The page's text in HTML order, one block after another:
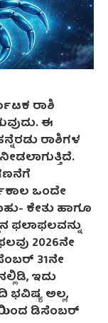
ರಾಶಿ
ಈ
ರಾಶಿಗಳ
ಒಂದೇ
ಕೇತು ಹಾಗೂ
ಫಲಾಫಲವನ್ನು
2026ನೇ
31ನೇ
ಇದು
ಅಲ್ಲ,
ಡಿಸೆಂಬರ್